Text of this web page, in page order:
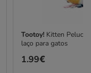
Tootoy! Kitten
laço para gatos
Preço
1.99€